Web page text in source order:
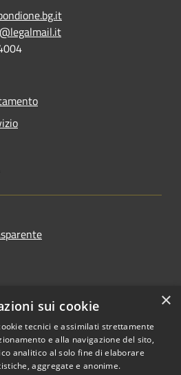
Copyright © 2026 • Comune di
×
sui cookie
tecnici e assimilati strettamente
e alla navigazione del sito,
analitico al solo fine di elaborare
aggregate e anonime.